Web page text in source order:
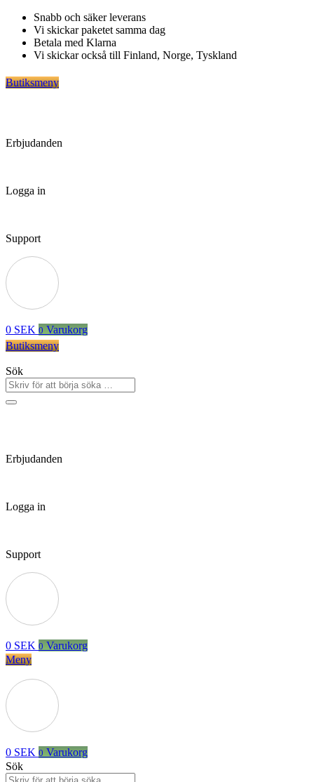
Hoppa
innehåll
Snabb och säker leverans
Vi skickar paketet samma dag
Betala med Klarna
Vi skickar också till Finland, Norge, Tyskland
Butiksmeny
Erbjudanden
Logga in
Support
0 SEK 0 Varukorg
Butiksmeny
Sök
Erbjudanden
Logga in
Support
0 SEK 0 Varukorg
Meny
0 SEK 0 Varukorg
Sök